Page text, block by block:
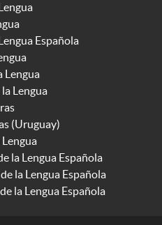
Española
Lengua
Lengua
(Uruguay)
la Lengua Española
la Lengua Española
la Lengua Española